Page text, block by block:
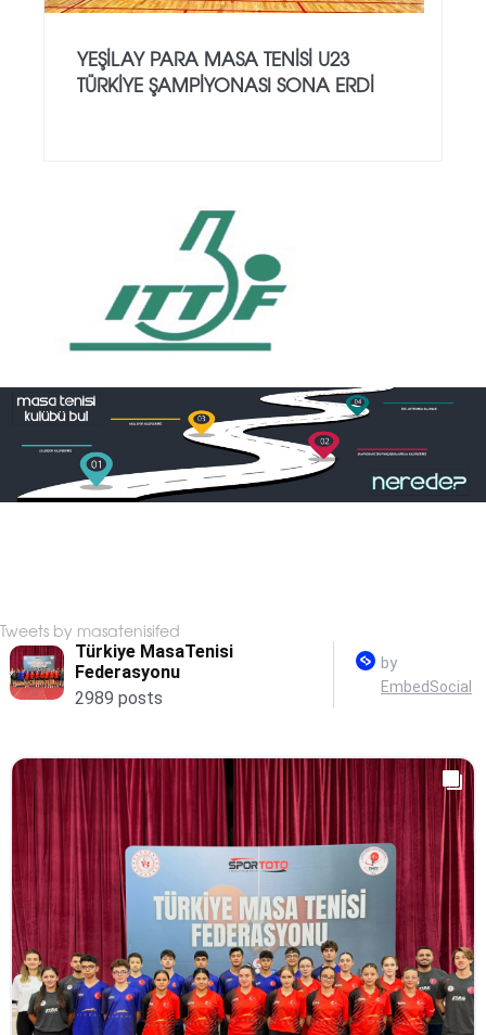
YEŞILAY PARA MASA TENISI U23
TÜRKIYE ŞAMPIYONASI SONA ERDI
Tweets by masatenisifed